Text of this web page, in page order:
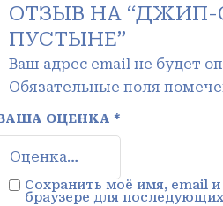
ОТЗЫВ НА
ПУСТЫНЕ”
Ваш адрес email не будет
Обязательные поля
ОЦЕНКА *
Сохранить моё имя, email
браузере для